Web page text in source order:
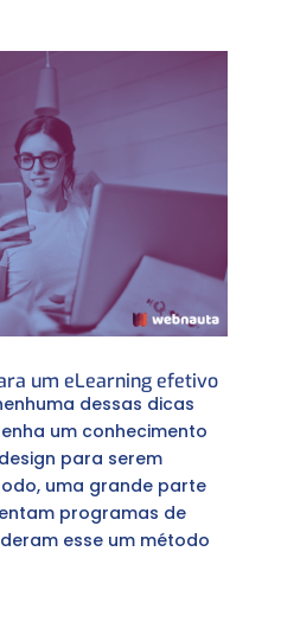
um eLearning efetivo
dessas dicas
um conhecimento
para serem
uma grande parte
programas de
esse um método